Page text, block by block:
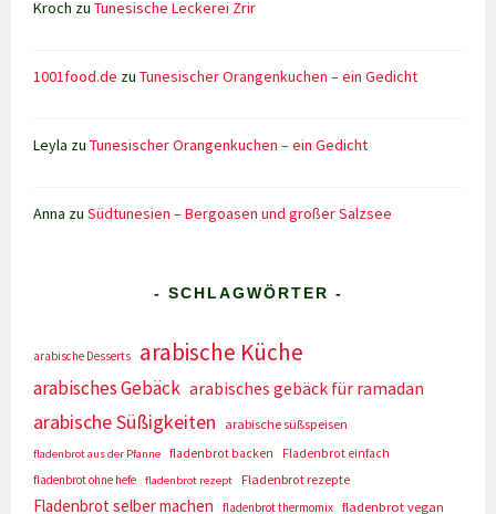
Kroch zuTunesische Leckerei Zrir
1001food.de zuTunesischer Orangenkuchen – ein Gedicht
Leyla zuTunesischer Orangenkuchen – ein Gedicht
Anna zuSüdtunesien – Bergoasen und großer Salzsee
- SCHLAGWÖRTER -
arabische Desserts arabische Küche
arabisches Gebäck arabisches gebäck für ramadan
arabische Süßigkeiten arabische süßspeisen
fladenbrot aus der Pfanne fladenbrot backen
Fladenbrot einfach
fladenbrot ohne hefe
fladenbrot rezept Fladenbrot rezepte
Fladenbrot selber machen fladenbrot thermomix fladenbrot vegan